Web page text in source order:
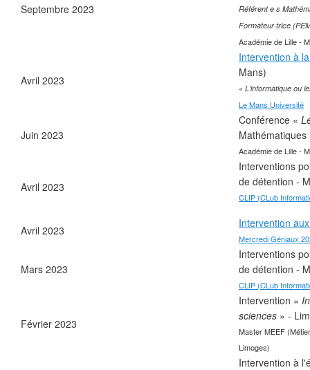
❄
Septembre 2023
Référent·e·s
Formateur·trice
Académie de Lille -
Avril 2023
Intervention à
Mans)
« L'informatique ou
Le Mans Université
Juin 2023
Conférence «
Mathématiques
Académie de Lille -
Avril 2023
Interventions
de détention -
CLIP (CLub
Avril 2023
Intervention
Mercredi Géniaux
Mars 2023
Interventions
de détention -
CLIP (CLub
Février 2023
Intervention «
sciences » -
Master MEEF
Limoges)
Intervention à